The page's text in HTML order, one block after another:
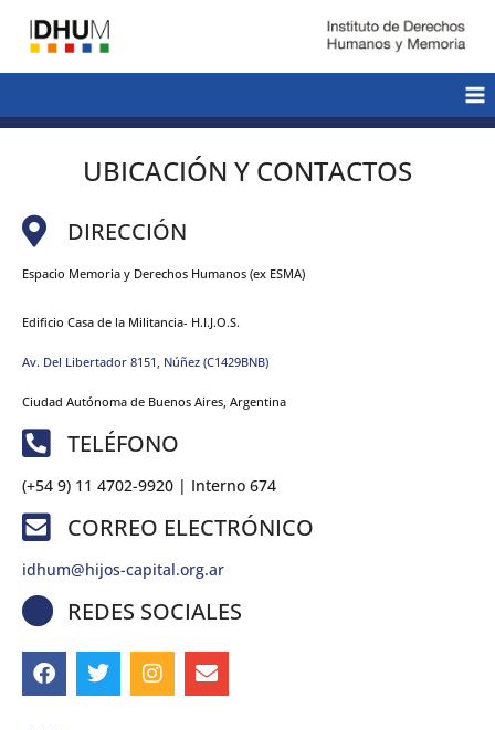
UBICACIÓN Y CONTACTOS
DIRECCIÓN
Espacio Memoria y Derechos Humanos (ex ESMA)
Edificio Casa de la Militancia- H.I.J.O.S.
Av. Del Libertador 8151, Núñez (C1429BNB)
Ciudad Autónoma de Buenos Aires, Argentina
TELÉFONO
(+54 9) 11 4702-9920 | Interno 674
CORREO ELECTRÓNICO
idhum@hijos-capital.org.ar
REDES SOCIALES